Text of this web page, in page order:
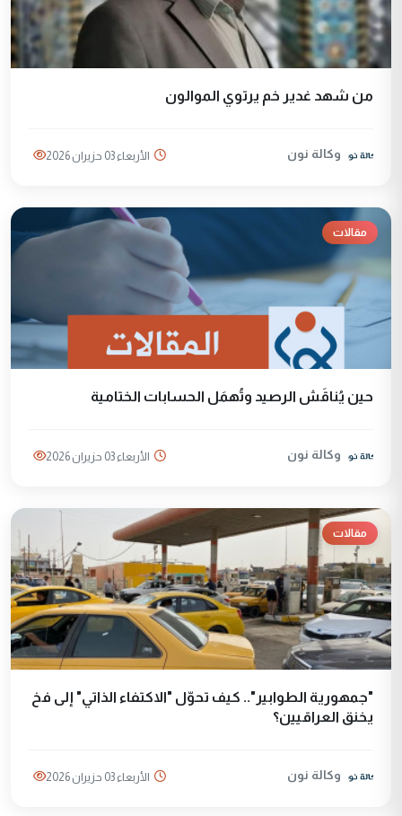
من شهد غدير خم يرتوي الموالون
وكالة نون الأربعاء 03 حزيران 2026
مقالات
حين يُناقَش الرصيد وتُهمَل الحسابات الختامية
وكالة نون الأربعاء 03 حزيران 2026
مقالات
"جمهورية الطوابير".. كيف تحوّل "الاكتفاء الذاتي" إلى فخ
يخنق العراقيين؟
وكالة نون الأربعاء 03 حزيران 2026